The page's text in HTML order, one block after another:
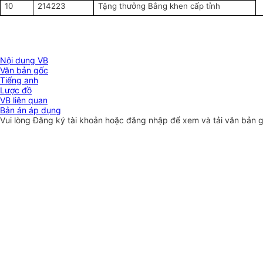
10 214223 Tặng thưởng Bằng khen cấp tỉnh
Nội dung VB
Văn bản gốc
Tiếng anh
Lược đồ
VB liên quan
Bản án áp dụng
Vui lòngĐăng ký tài khoản hoặc đăng nhập để xem và tải văn bản